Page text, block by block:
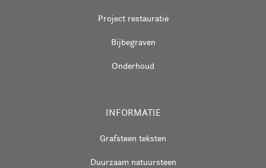
Project restauratie
Bijbegraven
Onderhoud
INFORMATIE
Grafsteen teksten
Duurzaam natuursteen